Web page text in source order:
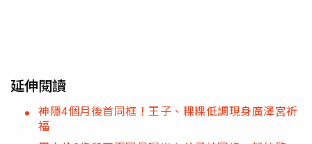
延伸閱讀
神隱4個月後首同框！王子、粿粿低調現身廣澤宮祈
福